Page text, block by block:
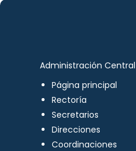
Administración Central
Página principal
Rectoría
Secretarios
Direcciones
Coordinaciones